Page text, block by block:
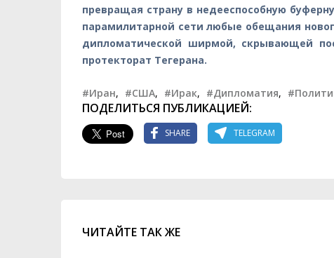
превращая страну в недееспособную
парамилитарной сети любые обещания
дипломатической ширмой, скрывающей
протекторат Тегерана.
#Иран, #США, #Ирак, #Дипломатия,
ПОДЕЛИТЬСЯ ПУБЛИКАЦИЕЙ:
SHARE TELEGRAM
ЧИТАЙТЕ ТАК ЖЕ